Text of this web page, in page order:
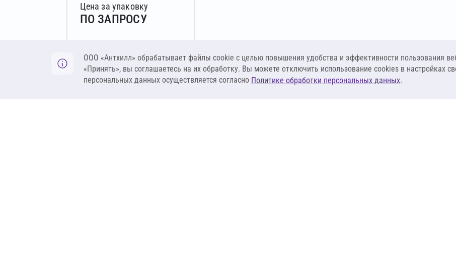
20х57-1200 мм
Цена за упаковку
ПО ЗАПРОСУ
Оставить заявку
ООО «Антхилл» обрабатывает файлы cookie c целью повышения удобства и эффективности пользования
«Принять», вы соглашаетесь на их обработку. Вы можете отключить использование cookies в настройках
персональных данных осуществляется согласно Политике обработки персональных данных.